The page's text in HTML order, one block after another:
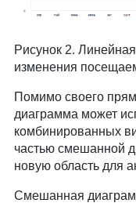
Рисунок 2.
изменения
Помимо своего
диаграмма может
комбинированных
частью смешанной
новую область для
Смешанная